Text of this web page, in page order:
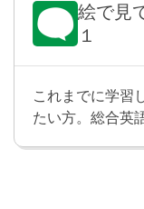
現在進行形の疑
ていますか」の
す。
絵で見
１
これまでに学習
たい方。総合英